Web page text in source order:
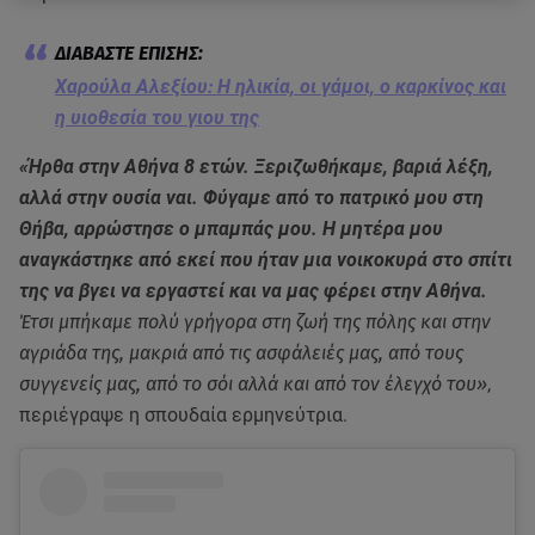
Χαρούλα Αλεξίου: Η ηλικία, οι γάμοι, ο καρκίνος και
η υιοθεσία του γιου της
«Ήρθα στην Αθήνα 8 ετών. Ξεριζωθήκαμε, βαριά λέξη,
αλλά στην ουσία ναι. Φύγαμε από το πατρικό μου στη
Θήβα, αρρώστησε ο μπαμπάς μου. Η μητέρα μου
αναγκάστηκε από εκεί που ήταν μια νοικοκυρά στο σπίτι
της να βγει να εργαστεί και να μας φέρει στην Αθήνα.
Έτσι μπήκαμε πολύ γρήγορα στη ζωή της πόλης και στην
αγριάδα της, μακριά από τις ασφάλειές μας, από τους
συγγενείς μας, από το σόι αλλά και από τον έλεγχό του»,
περιέγραψε η σπουδαία ερμηνεύτρια.